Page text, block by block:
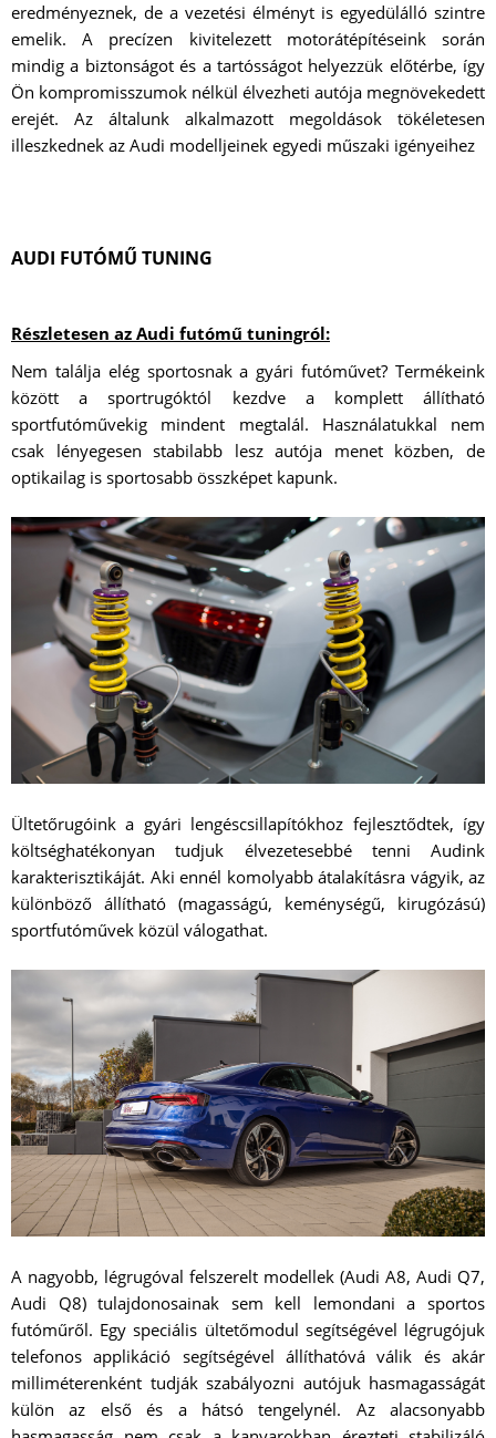
eredményeznek, de a vezetési élményt is egyedülálló szintre
emelik. A precízen kivitelezett motorátépítéseink során
mindig a biztonságot és a tartósságot helyezzük előtérbe, így
Ön kompromisszumok nélkül élvezheti autója megnövekedett
erejét. Az általunk alkalmazott megoldások tökéletesen
illeszkednek az Audi modelljeinek egyedi műszaki igényeihez
AUDI FUTÓMŰ TUNING
Részletesen az Audi futómű tuningról:
Nem találja elég sportosnak a gyári futóművet? Termékeink
között a sportrugóktól kezdve a komplett állítható
sportfutóművekig mindent megtalál. Használatukkal nem
csak lényegesen stabilabb lesz autója menet közben, de
optikailag is sportosabb összképet kapunk.
Ültetőrugóink a gyári lengéscsillapítókhoz fejlesztődtek, így
költséghatékonyan tudjuk élvezetesebbé tenni Audink
karakterisztikáját. Aki ennél komolyabb átalakításra vágyik, az
különböző állítható (magasságú, keménységű, kirugózású)
sportfutóművek közül válogathat.
A nagyobb, légrugóval felszerelt modellek (Audi A8, Audi Q7,
Audi Q8) tulajdonosainak sem kell lemondani a sportos
futóműről. Egy speciális ültetőmodul segítségével légrugójuk
telefonos applikáció segítségével állíthatóvá válik és akár
milliméterenként tudják szabályozni autójuk hasmagasságát
külön az első és a hátsó tengelynél. Az alacsonyabb